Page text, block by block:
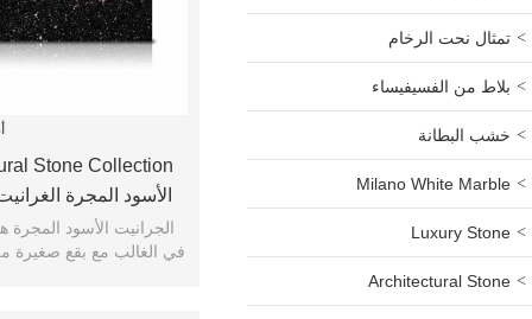
تمثال نحت الرخام
بلاط من الفسيفيساء
خشب البطانة
Milano White Marble
Luxury Stone
Architectural Stone
الأسود المجرة
الجرانيت الأسود المجرة
في الغالب مع بقع صغيرة